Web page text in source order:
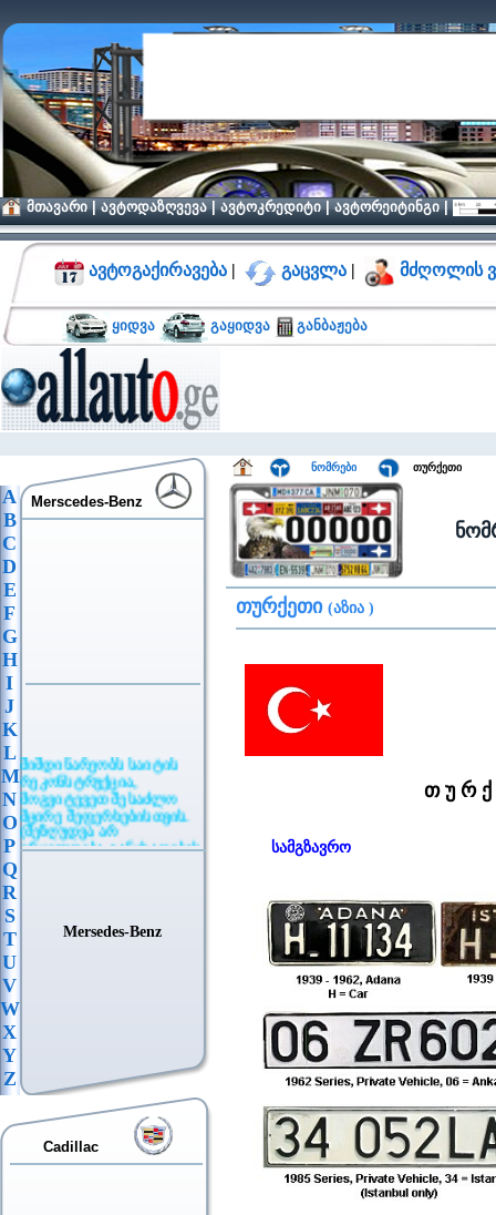
მთავარი|ავტოდაზღვევა|ავტოკრედიტი|ავტორეიტინგი|
ავტოგაქირავება | გაცვლა | მძღოლის
ყიდვა გაყიდვა განბაჟება
A
B
C
D
E
F
G
H
I
J
K
L
M
N
O
P
Q
R
S
T
U
V
W
X
Y
Z
Merscedes-Benz
მიმდინარეობს საიტის
რეკონსტრუქცია,
მოგვიტევეთ შესაძლო
მცირე შეფერხებისთვის.
(შეზღუდვა არ
ვრცელდება განცხადების
Mersedes-Benz
Cadillac
ნომრები თურქეთი
თურქეთი (აზია )
თ უ რ ქ
სამგზავრო